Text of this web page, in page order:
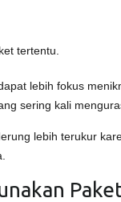
tertentu.
lebih fokus
sering kali
lebih terukur